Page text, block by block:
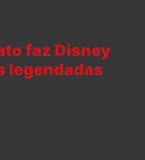
faz Disney
legendadas